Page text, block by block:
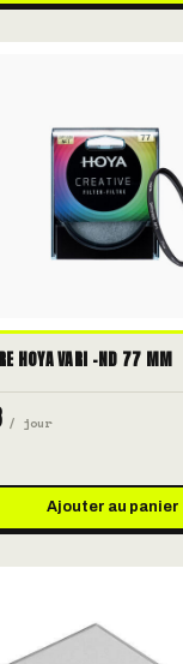
HOYA VARI -ND 77 MM
/ jour
Ajouter au panier